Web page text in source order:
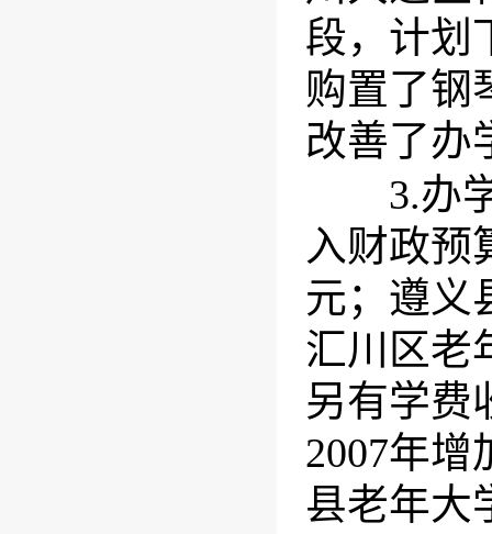
段，计划
购置了钢
改善了办
3.办学
入财政预
元；遵义
汇川区老
另有学费
2007年增
县老年大